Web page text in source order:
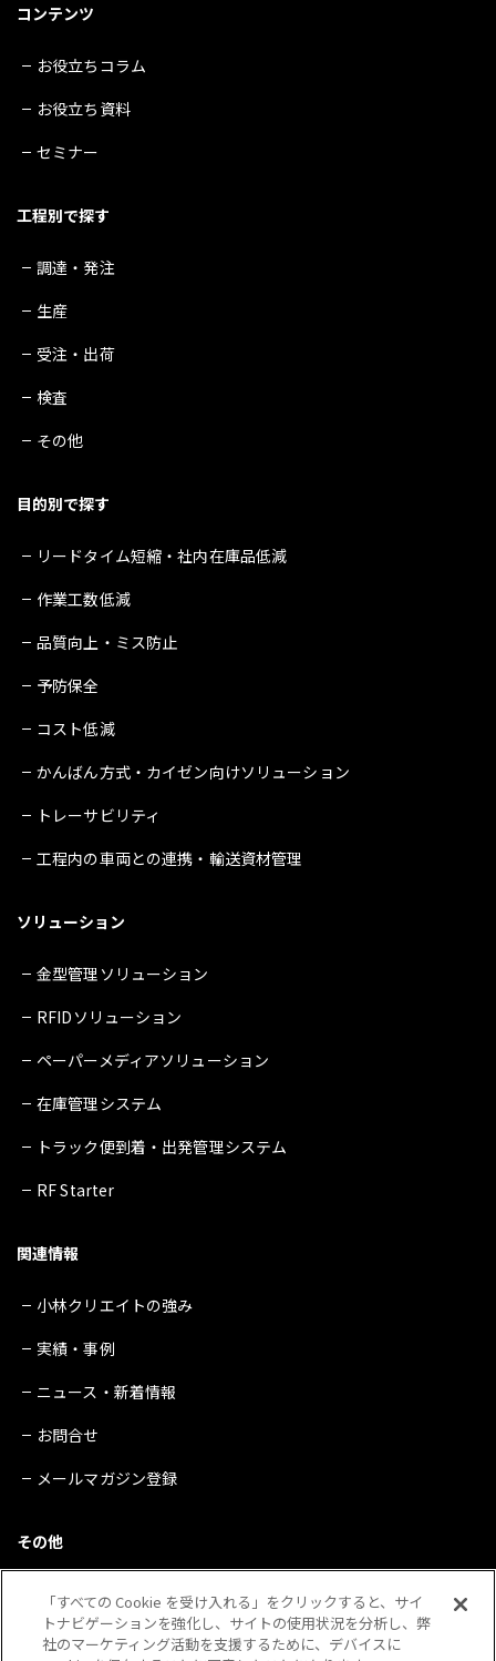
コンテンツ
お役立ちコラム
お役立ち資料
セミナー
工程別で探す
調達・発注
生産
受注・出荷
検査
その他
目的別で探す
リードタイム短縮・社内在庫品低減
作業工数低減
品質向上・ミス防止
予防保全
コスト低減
かんばん方式・カイゼン向けソリューション
トレーサビリティ
工程内の車両との連携・輸送資材管理
ソリューション
金型管理ソリューション
RFIDソリューション
ペーパーメディアソリューション
在庫管理システム
トラック便到着・出発管理システム
RF Starter
関連情報
小林クリエイトの強み
実績・事例
ニュース・新着情報
お問合せ
メールマガジン登録
その他
サイトマップ
プライバシーポリシー
「すべての Cookie を受け入れる」をクリックすると、サイ
トナビゲーションを強化し、サイトの使用状況を分析し、弊
社のマーケティング活動を支援するために、デバイスに